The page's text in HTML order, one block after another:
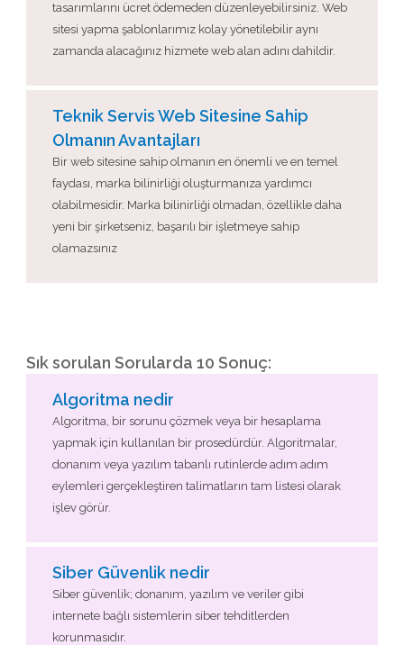
tasarımlarını ücret ödemeden düzenleyebilirsiniz. Web
sitesi yapma şablonlarımız kolay yönetilebilir aynı
zamanda alacağınız hizmete web alan adını dahildir.
Teknik Servis Web Sitesine Sahip
Olmanın Avantajları
Bir web sitesine sahip olmanın en önemli ve en temel
faydası, marka bilinirliği oluşturmanıza yardımcı
olabilmesidir. Marka bilinirliği olmadan, özellikle daha
yeni bir şirketseniz, başarılı bir işletmeye sahip
olamazsınız
Sık sorulan Sorularda 10 Sonuç:
Algoritma nedir
Algoritma, bir sorunu çözmek veya bir hesaplama
yapmak için kullanılan bir prosedürdür. Algoritmalar,
donanım veya yazılım tabanlı rutinlerde adım adım
eylemleri gerçekleştiren talimatların tam listesi olarak
işlev görür.
Siber Güvenlik nedir
Siber güvenlik; donanım, yazılım ve veriler gibi
internete bağlı sistemlerin siber tehditlerden
korunmasıdır.